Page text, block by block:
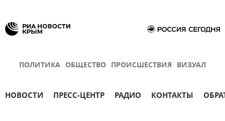
ПОЛИТИКА ОБЩЕСТВО ПРОИСШЕСТВИЯ ВИЗУАЛ
НОВОСТИ ПРЕСС-ЦЕНТР РАДИО КОНТАКТЫ